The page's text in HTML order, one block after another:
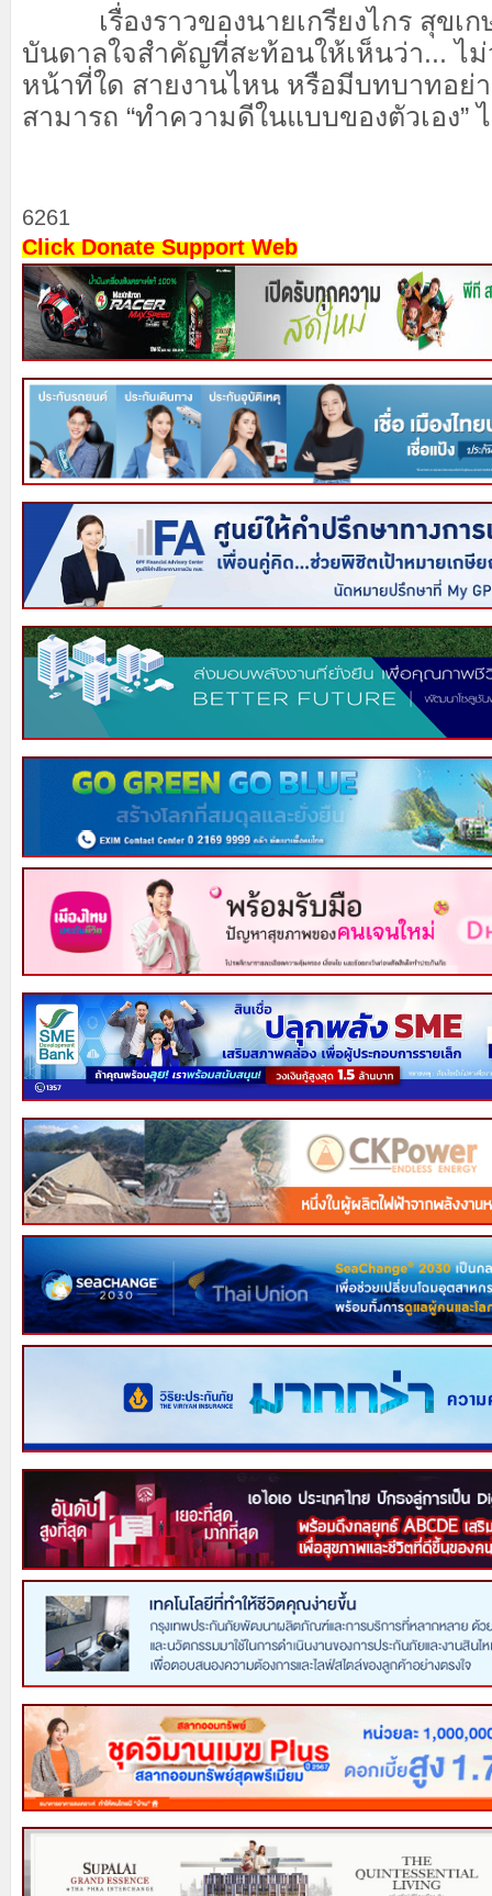
เรื่องราวของนายเกรียงไกร สุขเก
บันดาลใจสำคัญที่สะท้อนให้เห็นว่า... ไม่
หน้าที่ใด สายงานไหน หรือมีบทบาทอย่า
สามารถ “ทำความดีในแบบของตัวเอง”
6261
Click Donate Support Web